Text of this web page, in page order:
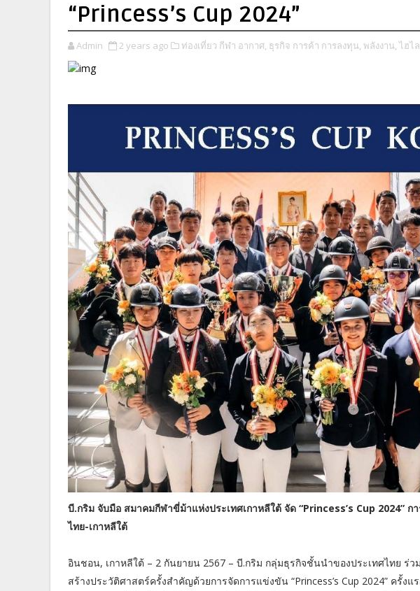
“Princess’s Cup 2024”
Admin 2 years ago ท่องเที่ยว กีฬา อากาศ, ธุรกิจ การค้า การลงทุน, พลังงาน, ไฮไ
บี.กริม จับมือ สมาคมกีฬาขี่ม้าแห่งประเทศเกาหลีใต้ จัด “Princess’s Cup 2024”
ไทย-เกาหลีใต้
อินชอน, เกาหลีใต้ – 2 กันยายน 2567 – บี.กริม กลุ่มธุรกิจชั้นนำของประเทศไทย ร่
สร้างประวัติศาสตร์ครั้งสำคัญด้วยการจัดการแข่งขัน “Princess’s Cup 2024” ครั้ง